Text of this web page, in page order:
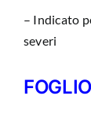
– Indicato
severi